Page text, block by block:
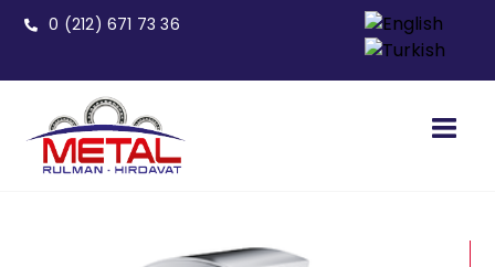
0 (212) 671 73 36